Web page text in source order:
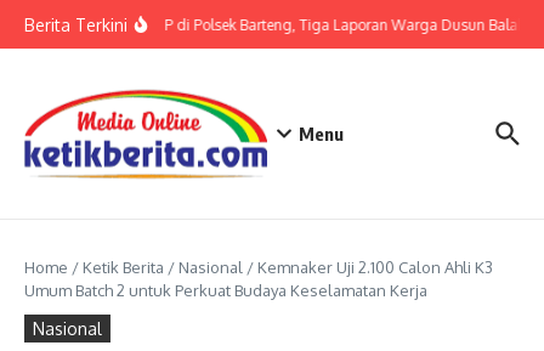
Berita TerkiniTerkait LP di Polsek Barteng, Tiga Laporan Warga Dusun Balaka
Menu
Home / Ketik Berita / Nasional / Kemnaker Uji 2.100 Calon Ahli K3
Umum Batch 2 untuk Perkuat Budaya Keselamatan Kerja
Nasional